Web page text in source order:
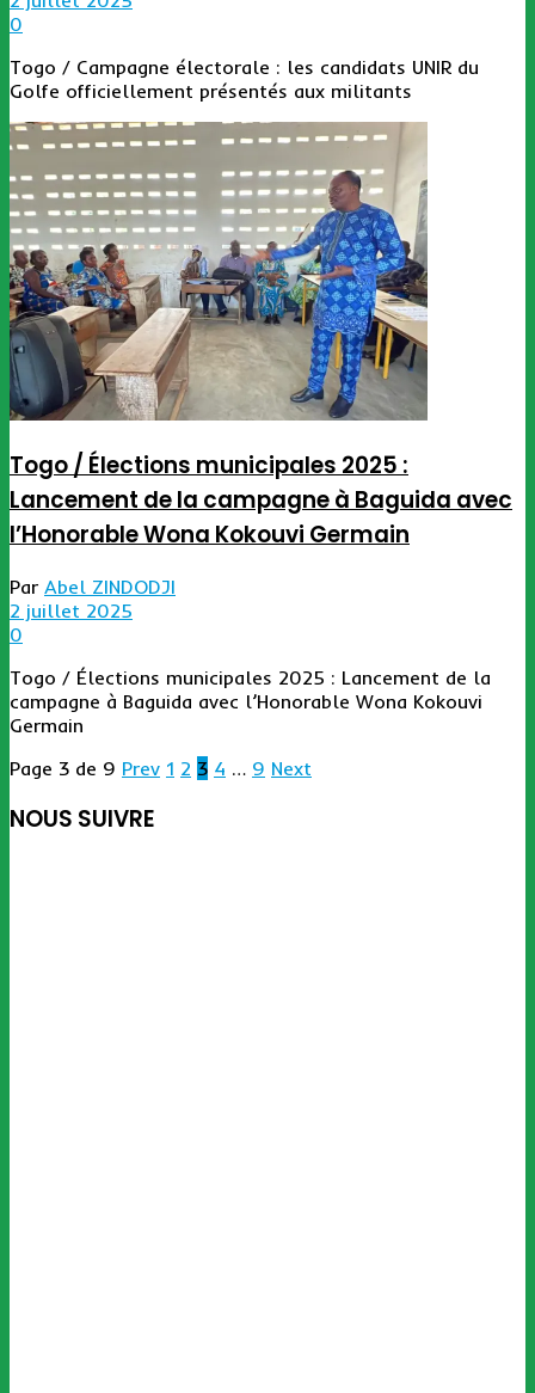
0
Togo / Campagne électorale : les candidats UNIR du
Golfe officiellement présentés aux militants
Togo / Élections municipales 2025 :
Lancement de la campagne à Baguida avec
l’Honorable Wona Kokouvi Germain
Par Abel ZINDODJI
2 juillet 2025
0
Togo / Élections municipales 2025 : Lancement de la
campagne à Baguida avec l’Honorable Wona Kokouvi
Germain
Page 3 de 9 Prev 1 2 3 4 … 9 Next
NOUS SUIVRE